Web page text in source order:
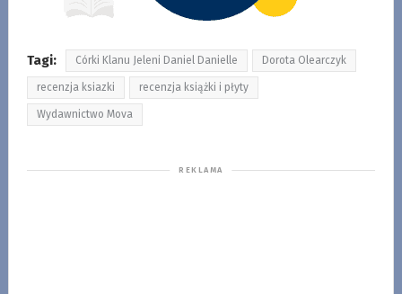
Tagi: Córki Klanu Jeleni Daniel Danielle Dorota Olearczyk
recenzja ksiazki recenzja książki i płyty
Wydawnictwo Mova